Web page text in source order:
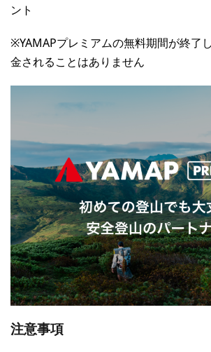
ント
※YAMAPプレミアムの無料期間が終了
金されることはありません
注意事項